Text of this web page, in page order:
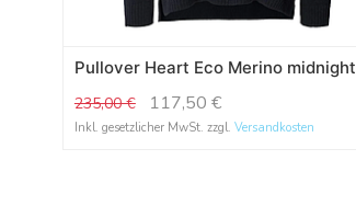
Pullover Heart Eco Merino midnight
235,00€ 117,50 €
Inkl. gesetzlicher MwSt. zzgl. Versandkosten